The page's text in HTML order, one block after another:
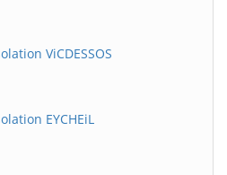
ViCDESSOS
EYCHEiL